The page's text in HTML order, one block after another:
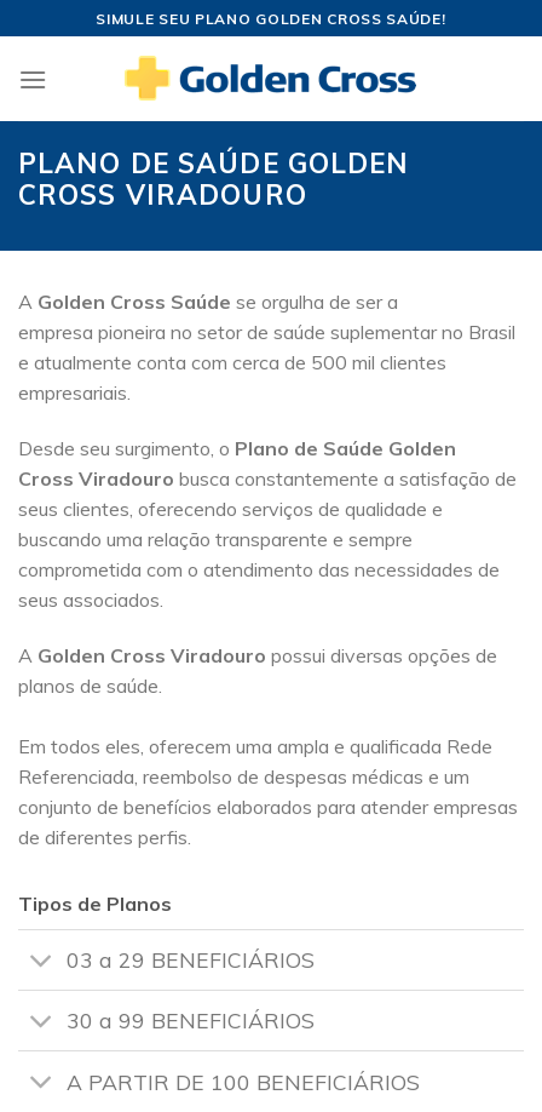
content
SIMULE SEU PLANO GOLDEN CROSS SAÚDE!
PLANO DE SAÚDE GOLDEN
CROSS VIRADOURO
A Golden Cross Saúde se orgulha de ser a
empresa pioneira no setor de saúde suplementar no Brasil
e atualmente conta com cerca de 500 mil clientes
empresariais.
Desde seu surgimento, o Plano de Saúde Golden
Cross Viradouro busca constantemente a satisfação de
seus clientes, oferecendo serviços de qualidade e
buscando uma relação transparente e sempre
comprometida com o atendimento das necessidades de
seus associados.
A Golden Cross Viradouro possui diversas opções de
planos de saúde.
Em todos eles, oferecem uma ampla e qualificada Rede
Referenciada, reembolso de despesas médicas e um
conjunto de benefícios elaborados para atender empresas
de diferentes perfis.
Tipos de Planos
03 a 29 BENEFICIÁRIOS
30 a 99 BENEFICIÁRIOS
A PARTIR DE 100 BENEFICIÁRIOS